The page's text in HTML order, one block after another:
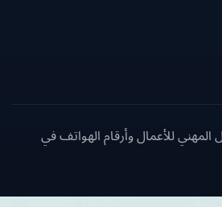
للأعمال وأرقام الهواتف في